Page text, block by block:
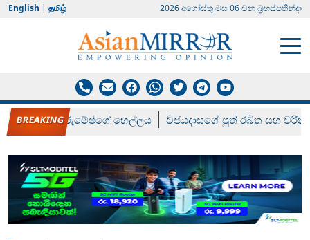
English | தமிழ் 2026 අගෝස්‍තු මස 06 වන බ්‍රහස්පතින්දා
රන් ගෙනා රුමේෂ්ගේ හෙල්ලය විජයදාසගේ පුත් රඛිත සහ චරිත්